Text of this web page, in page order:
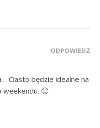
ODPOWIEDZ
Ciasto będzie idealne na
weekendu. 🙂